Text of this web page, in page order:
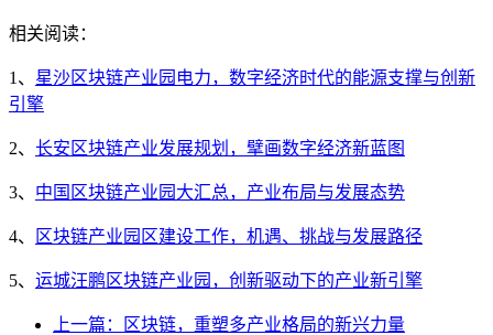
相关阅读：
1、 星沙区块链产业园电力，数字经济时代的能源支撑与创新
引擎
2、 长安区块链产业发展规划，擘画数字经济新蓝图
3、 中国区块链产业园大汇总，产业布局与发展态势
4、 区块链产业园区建设工作，机遇、挑战与发展路径
5、 运城汪鹏区块链产业园，创新驱动下的产业新引擎
上一篇：区块链，重塑多产业格局的新兴力量